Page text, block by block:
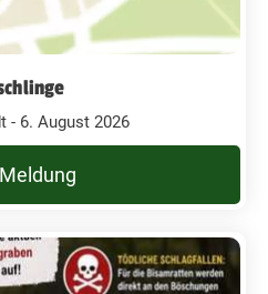
- 6. August 2026